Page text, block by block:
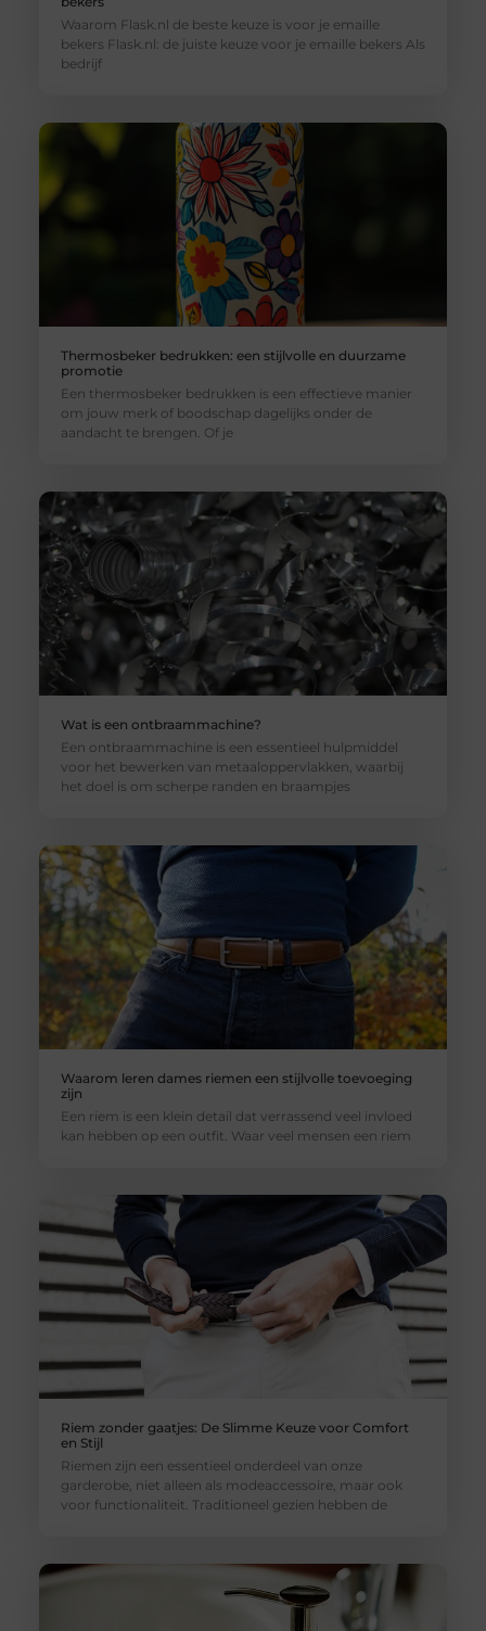
Waarom Flask.nl de beste keuze is voor je emaille
bekers Flask.nl: de juiste keuze voor je emaille bekers Als
bedrijf
Thermosbeker bedrukken: een stijlvolle en duurzame
promotie
Een thermosbeker bedrukken is een effectieve manier
om jouw merk of boodschap dagelijks onder de
aandacht te brengen. Of je
Wat is een ontbraammachine?
Een ontbraammachine is een essentieel hulpmiddel
voor het bewerken van metaaloppervlakken, waarbij
het doel is om scherpe randen en braampjes
Waarom leren dames riemen een stijlvolle toevoeging
zijn
Een riem is een klein detail dat verrassend veel invloed
kan hebben op een outfit. Waar veel mensen een riem
Riem zonder gaatjes: De Slimme Keuze voor Comfort
en Stijl
Riemen zijn een essentieel onderdeel van onze
garderobe, niet alleen als modeaccessoire, maar ook
voor functionaliteit. Traditioneel gezien hebben de